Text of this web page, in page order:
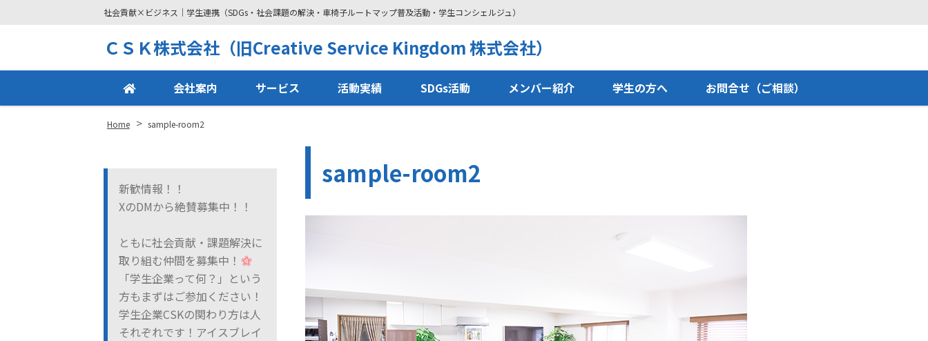
社会貢献×ビジネス｜学生連携（SDGs・社会課題の解決・車椅子ルートマップ普及活動・学生コンシェルジュ）
ＣＳＫ株式会社（旧Creative Service Kingdom 株式会社）
会社案内 サービス 活動実績 SDGs活動 メンバー紹介 学生の方へ お問合せ（ご相談）
Home > sample-room2
sample-room2
新歓情報！！
XのDMから絶賛募集中！！
ともに社会貢献・課題解決に
取り組む仲間を募集中！
「学生企業って何？」という
方もまずはご参加ください！
学生企業CSKの関わり方は人
それぞれです！アイスブレイ
Footer